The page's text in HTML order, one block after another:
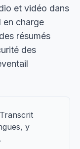
et vidéo dans
en charge
résumés
des
y